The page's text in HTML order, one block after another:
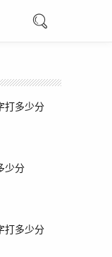
打多少分
少分
打多少分